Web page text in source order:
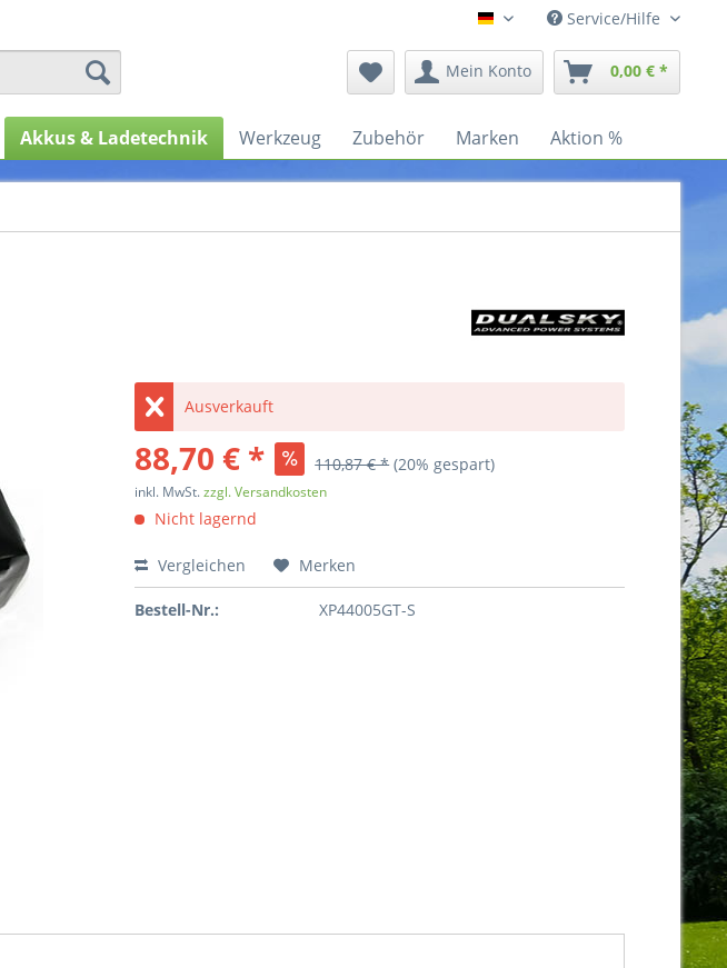
Deutsch Service/Hilfe
Mein Konto 0,00 € *
Akkus & Ladetechnik Werkzeug Zubehör Marken Aktion %
Ausverkauft
88,70 € * 110,87 € * (20% gespart)
inkl. MwSt.zzgl. Versandkosten
Nicht lagernd
Vergleichen Merken
Bestell-Nr.: XP44005GT-S